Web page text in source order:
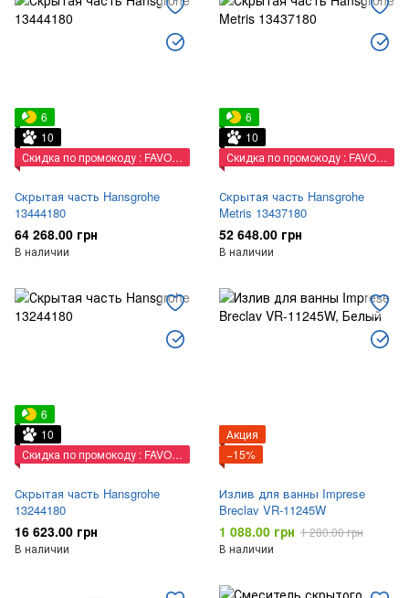
6
10
Скидка по промокоду : FAVORIT
Скрытая часть Hansgrohe
13444180
64 268.00 грн
В наличии
6
10
Скидка по промокоду : FAVORIT
Скрытая часть Hansgrohe
Metris 13437180
52 648.00 грн
В наличии
6
10
Скидка по промокоду : FAVORIT
Скрытая часть Hansgrohe
13244180
16 623.00 грн
В наличии
Акция
−15%
Излив для ванны Imprese
Breclav VR-11245W
1 088.00 грн 1 280.00 грн
В наличии